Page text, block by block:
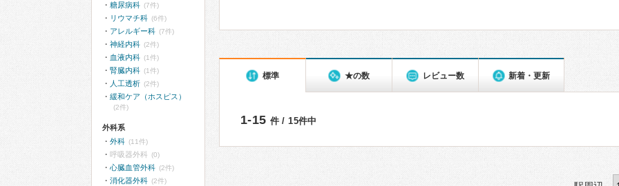
標準 ★の数 レビュー数 新着・更新
1-15 件 / 15件中
糖尿病科 (7件)
リウマチ科 (6件)
アレルギー科 (7件)
神経内科 (2件)
血液内科 (1件)
腎臓内科 (1件)
人工透析 (2件)
緩和ケア（ホスピス）
(2件)
外科系
外科 (11件)
呼吸器外科 (0)
心臓血管外科 (2件)
消化器外科 (2件)